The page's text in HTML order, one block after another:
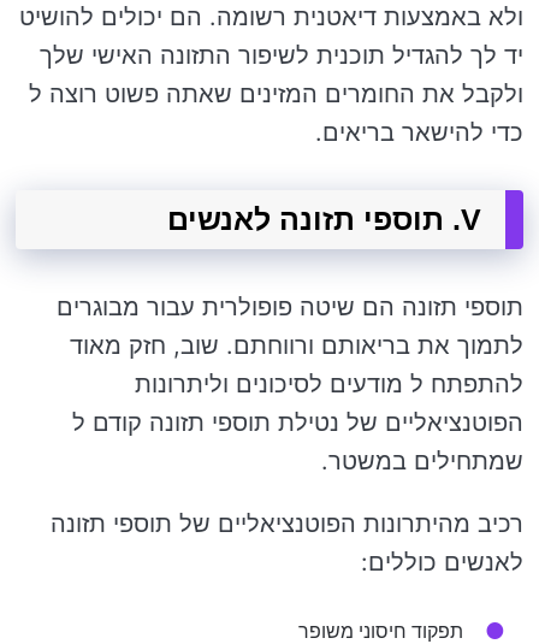
ולא באמצעות דיאטנית רשומה. הם יכולים להושיט
יד לך להגדיל תוכנית לשיפור התזונה האישי שלך
ולקבל את החומרים המזינים שאתה פשוט רוצה ל
כדי להישאר בריאים.
V. תוספי תזונה לאנשים
תוספי תזונה הם שיטה פופולרית עבור מבוגרים
לתמוך את בריאותם ורווחתם. שוב, חזק מאוד
להתפתח ל מודעים לסיכונים וליתרונות
הפוטנציאליים של נטילת תוספי תזונה קודם ל
שמתחילים במשטר.
רכיב מהיתרונות הפוטנציאליים של תוספי תזונה
לאנשים כוללים:
תפקוד חיסוני משופר